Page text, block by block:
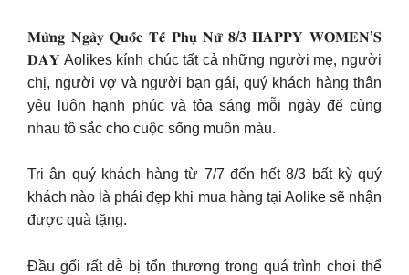
𝐌𝐮̛̀𝐧𝐠 𝐍𝐠𝐚̀𝐲 𝐐𝐮𝐨̂́𝐜 𝐓𝐞̂́ 𝐏𝐡𝐮̣ 𝐍𝐮̛̃ 𝟖/𝟑 𝐇𝐀𝐏𝐏𝐘 𝐖𝐎𝐌𝐄𝐍’𝐒
𝐃𝐀𝐘 Aolikes kính chúc tất cả những người mẹ, người
chị, người vợ và người bạn gái, quý khách hàng thân
yêu luôn hạnh phúc và tỏa sáng mỗi ngày để cùng
nhau tô sắc cho cuộc sống muôn màu.
Tri ân quý khách hàng từ 7/7 đến hết 8/3 bất kỳ quý
khách nào là phái đẹp khi mua hàng tại Aolike sẽ nhận
được quà tặng.
Đầu gối rất dễ bị tổn thương trong quá trình chơi thể